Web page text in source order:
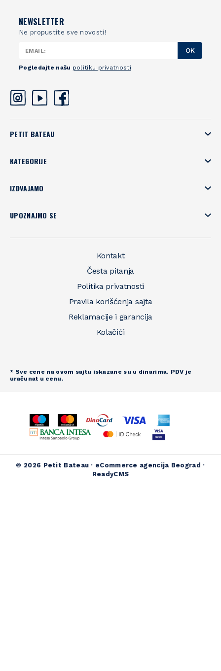
NEWSLETTER
Ne propustite sve novosti!
OK
Pogledajte našu politiku privatnosti
PETIT BATEAU
KATEGORIJE
IZDVAJAMO
UPOZNAJMO SE
Kontakt
Česta pitanja
Politika privatnosti
Pravila korišćenja sajta
Reklamacije i garancija
Kolačići
* Sve cene na ovom sajtu iskazane su u dinarima. PDV je
uračunat u cenu.
© 2026 Petit Bateau · eCommerce agencija Beograd ·
ReadyCMS